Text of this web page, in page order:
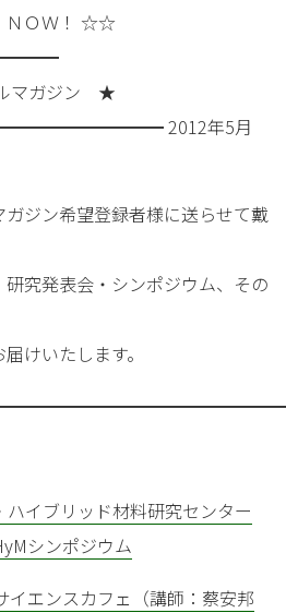
ＮＯＷ！ ☆☆
ガジン ★
2012年5月
ジン希望登録者様に送らせて戴
究発表会・シンポジウム、その
けいたします。
イブリッド材料研究センター
ポジウム
エンスカフェ（講師：蔡安邦